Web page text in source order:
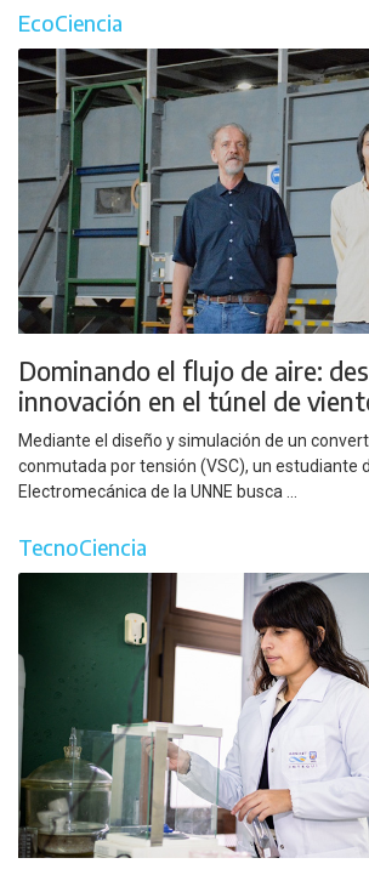
EcoCiencia
Dominando el flujo de aire:
innovación en el túnel de
Mediante el diseño y simulación de un
conmutada por tensión (VSC), un estudiante
Electromecánica de la UNNE busca ...
TecnoCiencia